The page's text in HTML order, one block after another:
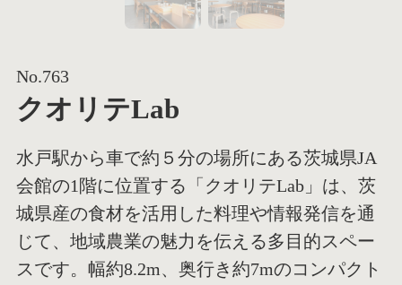
No.763
クオリテLab
水戸駅から車で約５分の場所にある茨城県JA
会館の1階に位置する「クオリテLab」は、茨
城県産の食材を活用した料理や情報発信を通
じて、地域農業の魅力を伝える多目的スペー
スです。幅約8.2m、奥行き約7mのコンパクト